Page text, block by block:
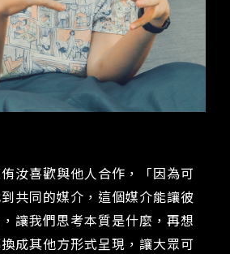
汝喜歡與他人合作，「因為可
共同的媒介，這個媒介能讓彼
讓我們思考本質是什麼，再想
成其他方形式呈現，讓大眾可